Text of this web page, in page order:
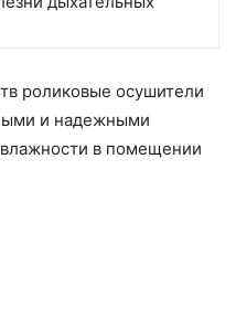
роликовые осушители
и надежными
в помещении